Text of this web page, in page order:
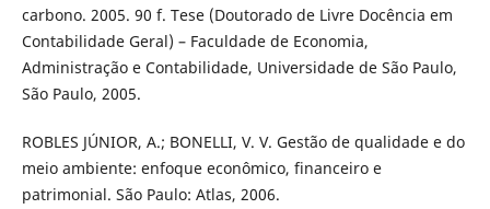
carbono. 2005. 90 f. Tese (Doutorado de Livre Docência em
Contabilidade Geral) – Faculdade de Economia,
Administração e Contabilidade, Universidade de São Paulo,
São Paulo, 2005.
ROBLES JÚNIOR, A.; BONELLI, V. V. Gestão de qualidade e do
meio ambiente: enfoque econômico, financeiro e
patrimonial. São Paulo: Atlas, 2006.